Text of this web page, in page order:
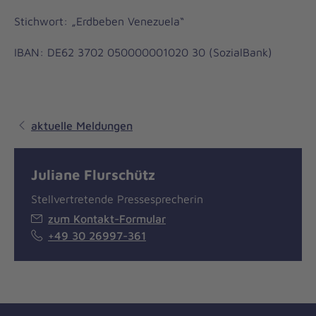
Stichwort: „Erdbeben Venezuela“
IBAN: DE62 3702 050000001020 30 (SozialBank)
aktuelle Meldungen
Juliane Flurschütz
Stellvertretende Pressesprecherin
zum Kontakt-Formular
+49 30 26997-361